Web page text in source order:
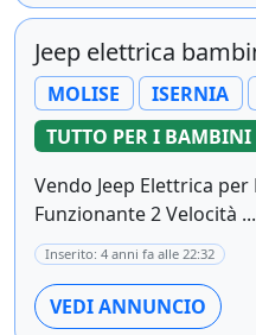
Jeep elettrica
MOLISE ISERNIA
TUTTO PER I BAMBINI
Vendo Jeep Elettrica
Funzionante 2 Velocità ...
Inserito: 4 anni fa alle 22:32
VEDI ANNUNCIO